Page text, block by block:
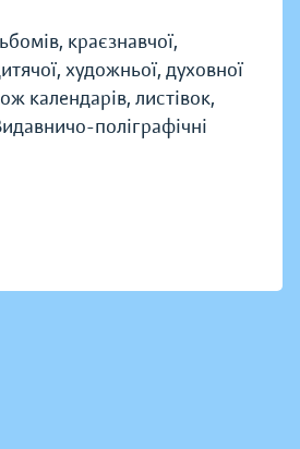
краєзнавчої,
художньої, духовної
календарів, листівок,
поліграфічні